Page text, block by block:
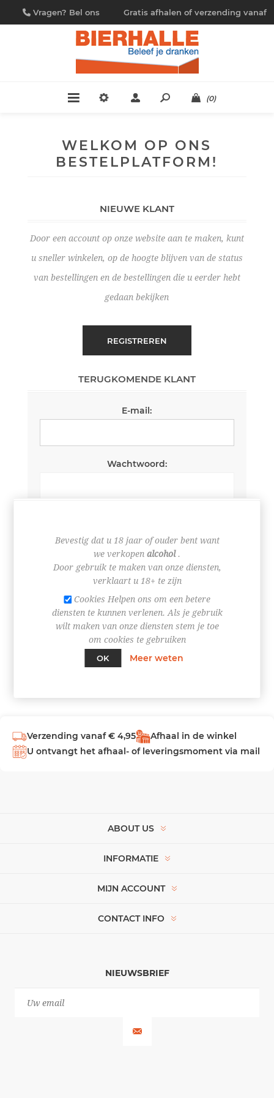
Vragen? Bel ons
09/230.88.44
Gratis afhalen of verzending vanaf
€ 4,95
(0)
WELKOM OP ONS
BESTELPLATFORM!
NIEUWE KLANT
Door een account op onze website aan te maken, kunt
u sneller winkelen, op de hoogte blijven van de status
van bestellingen en de bestellingen die u eerder hebt
gedaan bekijken
REGISTREREN
TERUGKOMENDE KLANT
E-mail:
Wachtwoord:
Wachtwoord vergeten?
INLOGGEN
Verzending vanaf € 4,95
Afhaal in de winkel
U ontvangt het afhaal- of leveringsmoment via mail
ABOUT US
INFORMATIE
MIJN ACCOUNT
CONTACT INFO
NIEUWSBRIEF
Bevestig dat u 18 jaar of ouder bent want
we verkopen alcohol.
Door gebruik te maken van onze diensten,
verklaart u 18+ te zijn
Cookies Helpen ons om een betere
diensten te kunnen verlenen. Als je gebruik
wilt maken van onze diensten stem je toe
om cookies te gebruiken
OK
Meer weten